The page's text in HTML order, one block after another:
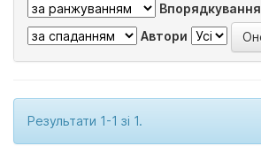
Впорядкування
Автори
Результати 1-1 зі 1.